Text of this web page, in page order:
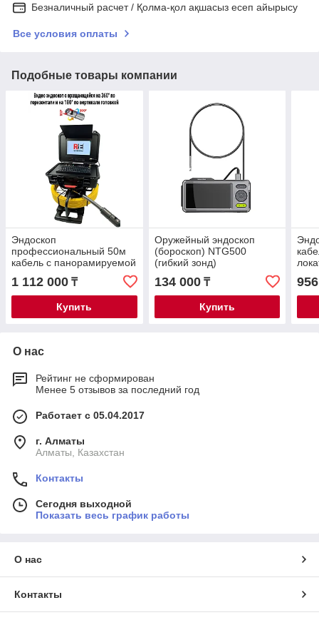
Безналичный расчет / Қолма-қол ақшасыз есеп айырысу
Все условия оплаты
Подобные товары компании
Эндоскоп
профессиональный 50м
кабель с панорамируемой
камерной головкой
1 112 000 ₸
Купить
Оружейный эндоскоп
(бороскоп) NTG500
(гибкий зонд)
134 000₸
Купить
О нас
Рейтинг не сформирован
Менее 5 отзывов за последний год
Работает с 05.04.2017
г. Алматы
Алматы, Казахстан
Контакты
Сегодня выходной
Показать весь график работы
О нас
Контакты